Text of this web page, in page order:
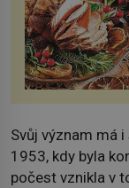
Svůj význam má
1953, kdy byla
počest vznikla v